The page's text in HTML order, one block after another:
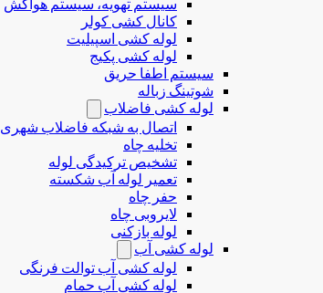
سیستم تهویه، سیستم هواکش
کانال کشی کولر
لوله کشی اسپیلیت
لوله کشی پکیج
سیستم اطفا حریق
شوتینگ زباله
لوله كشی فاضلاب
اتصال به شبکه فاضلاب شهری
تخلیه چاه
تشخیص ترکیدگی لوله
تعمیر لوله آب شکسته
حفر چاه
لایروبی چاه
لوله بازکنی
لوله کشی آب
لوله کشی آب توالت فرنگی
لوله کشی آب حمام